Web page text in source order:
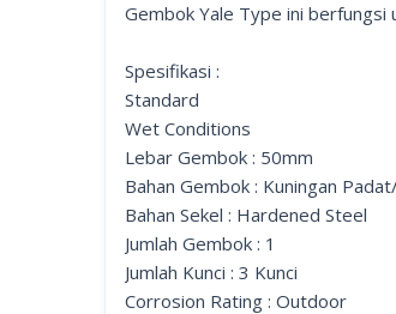
Gembok Yale Type ini berfungsi
Spesifikasi :
Standard
Wet Conditions
Lebar Gembok : 50mm
Bahan Gembok : Kuningan
Bahan Sekel : Hardened Steel
Jumlah Gembok : 1
Jumlah Kunci : 3 Kunci
Corrosion Rating : Outdoor